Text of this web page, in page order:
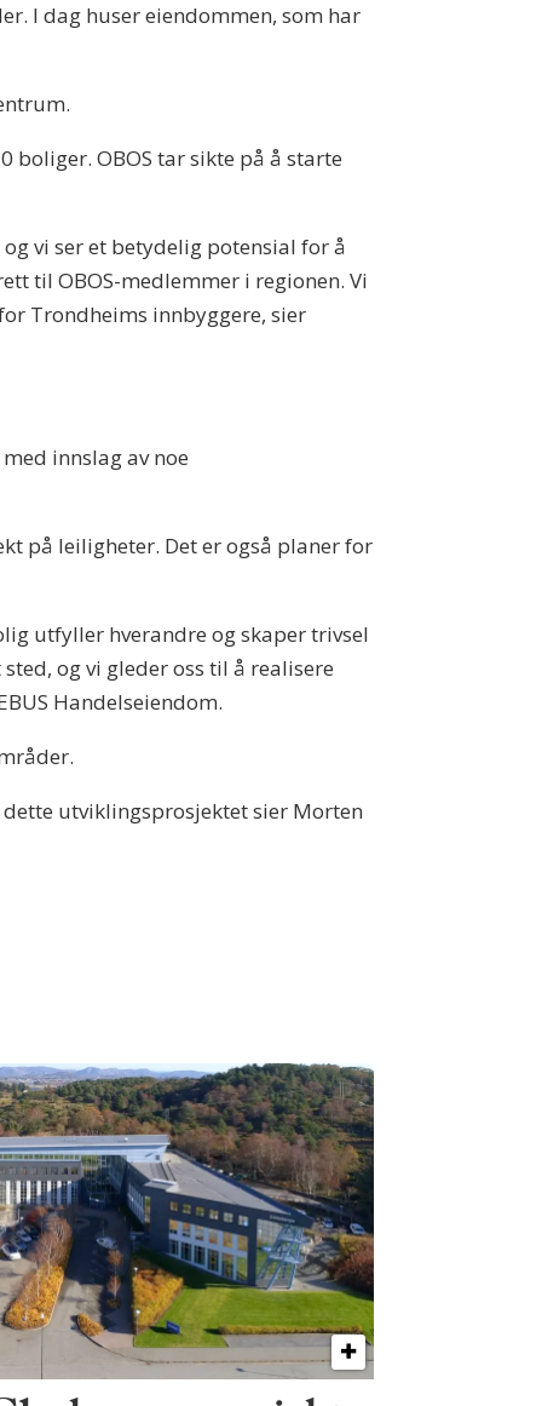
I dag huser eiendommen, som har
OBOS tar sikte på å starte
vi ser et betydelig potensial for å
til OBOS-medlemmer i regionen. Vi
Trondheims innbyggere, sier
innslag av noe
på leiligheter. Det er også planer for
utfyller hverandre og skaper trivsel
og vi gleder oss til å realisere
Handelseiendom.
dette utviklingsprosjektet sier Morten